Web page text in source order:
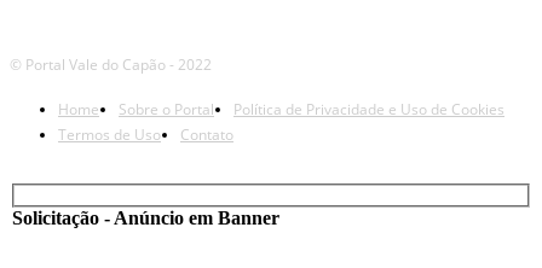
© Portal Vale do Capão - 2022
Home Sobre o Portal
Política de Privacidade e Uso de Cookies
Termos de Uso
Contato
Solicitação - Anúncio em Banner